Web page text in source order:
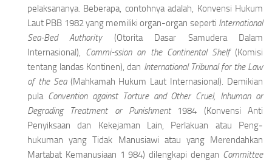
pelaksananya. Beberapa, contohnya adalah, Konvensi Hukum
Laut PBB 1982 yang memiliki organ-organ seperti International
Sea-Bed Authority (Otorita Dasar Samudera Dalam
Internasional), Commi-ssion on the Continental Shelf(Komisi
tentang landas Kontinen), dan International Tribunal for the Law
of the Sea(Mahkamah Hukum Laut Internasional). Demikian
pula Convention against Torture and Other Cruel, Inhuman or
Degrading Treatment or Punishment 1984
(Konvensi Anti
Penyiksaan dan Kekejaman Lain, Perlakuan atau Peng­
hukuman yang Tidak Manusiawi atau yang Merendahkan
Martabat Kemanusiaan 1 984) dilengkapi dengan Committee